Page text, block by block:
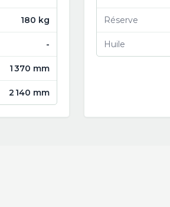
180 kg
-
1 370 mm
2 140 mm
Réserve
Huile